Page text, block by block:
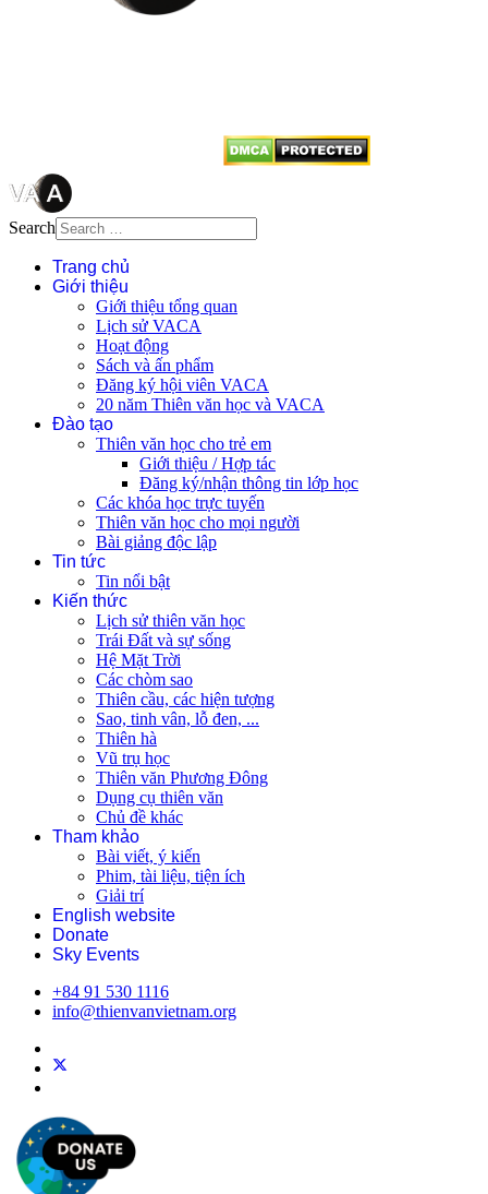
Search
Trang chủ
Giới thiệu
Giới thiệu tổng quan
Lịch sử VACA
Hoạt động
Sách và ấn phẩm
Đăng ký hội viên VACA
20 năm Thiên văn học và VACA
Đào tạo
Thiên văn học cho trẻ em
Giới thiệu / Hợp tác
Đăng ký/nhận thông tin lớp học
Các khóa học trực tuyến
Thiên văn học cho mọi người
Bài giảng độc lập
Tin tức
Tin nổi bật
Kiến thức
Lịch sử thiên văn học
Trái Đất và sự sống
Hệ Mặt Trời
Các chòm sao
Thiên cầu, các hiện tượng
Sao, tinh vân, lỗ đen, ...
Thiên hà
Vũ trụ học
Thiên văn Phương Đông
Dụng cụ thiên văn
Chủ đề khác
Tham khảo
Bài viết, ý kiến
Phim, tài liệu, tiện ích
Giải trí
English website
Donate
Sky Events
+84 91 530 1116
info@thienvanvietnam.org